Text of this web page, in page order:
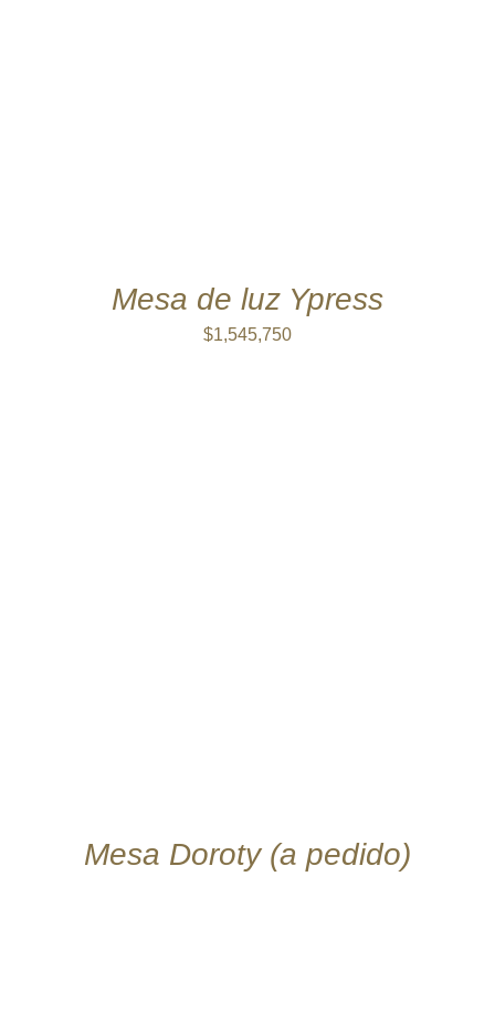
Mesa de luz Ypress
$1,545,750
Mesa Doroty (a pedido)